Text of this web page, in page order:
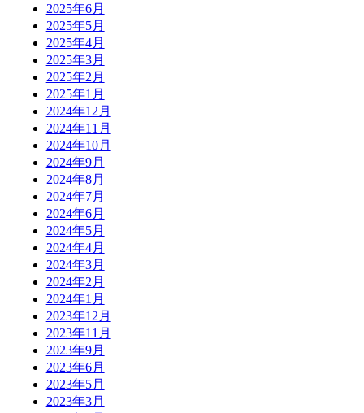
2025年6月
2025年5月
2025年4月
2025年3月
2025年2月
2025年1月
2024年12月
2024年11月
2024年10月
2024年9月
2024年8月
2024年7月
2024年6月
2024年5月
2024年4月
2024年3月
2024年2月
2024年1月
2023年12月
2023年11月
2023年9月
2023年6月
2023年5月
2023年3月